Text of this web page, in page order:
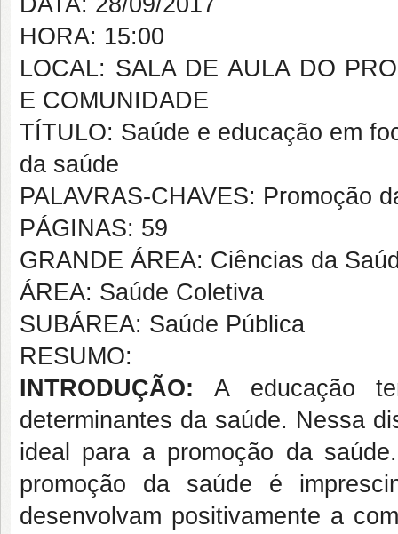
HORA: 15:00
LOCAL: SALA DE AULA DO
E COMUNIDADE
TÍTULO: Saúde e educação em
da saúde
PALAVRAS-CHAVES: Promoção
PÁGINAS: 59
GRANDE ÁREA: Ciências da
ÁREA: Saúde Coletiva
SUBÁREA: Saúde Pública
RESUMO:
INTRODUÇÃO:A educação
determinantes da saúde. Nessa
ideal para a promoção da
promoção da saúde é
desenvolvam positivamente a